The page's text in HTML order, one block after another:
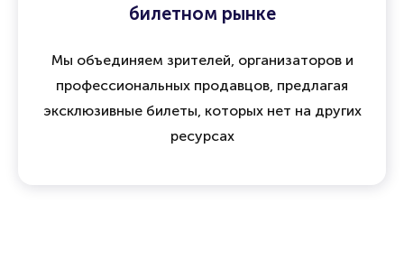
билетном рынке
Мы объединяем зрителей, организаторов и
профессиональных продавцов, предлагая
эксклюзивные билеты, которых нет на других
ресурсах